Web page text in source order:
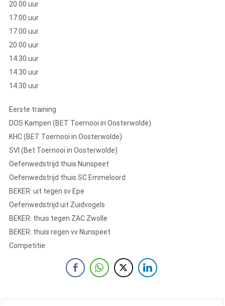
20.00 uur
17.00 uur
17.00 uur
20.00 uur
14.30 uur
14.30 uur
14.30 uur
Eerste training
DOS Kampen (BET Toernooi in Oosterwolde)
KHC (BET Toernooi in Oosterwolde)
SVI (Bet Toernooi in Oosterwolde)
Oefenwedstrijd thuis Nunspeet
Oefenwedstrijd thuis SC Emmeloord
BEKER: uit tegen sv Epe
Oefenwedstrijd uit Zuidvogels
BEKER: thuis tegen ZAC Zwolle
BEKER: thuis regen vv Nunspeet
Competitie